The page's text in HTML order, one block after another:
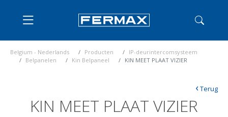
Belgium - Nederlands Producten
IP-deurintercomsysteem
Belpanelen
Kin Belpaneel KIN MEET PLAAT VIZIER
KIN MEET PLAAT VIZIER
‹Terug